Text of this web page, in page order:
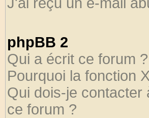
phpBB 2
Qui a écrit ce forum ?
Pourquoi la fonction
Qui dois-je contacter
ce forum ?